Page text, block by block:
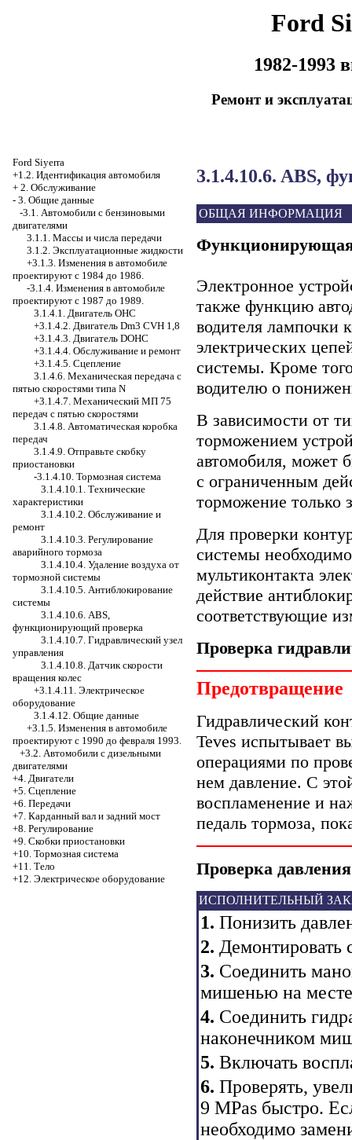
Ford
1982-1993
Ремонт и
Ford Siyerra
+1.2. Идентификация автомобиля
+ 2. Обслуживание
- 3. Общие данные
-3.1. Автомобили с бензиновыми
двигателями
3.1.1. Массы и числа передачи
3.1.2. Эксплуатационные жидкости
+3.1.3. Изменения в автомобиле
проектируют с 1984 до 1986.
-3.1.4. Изменения в автомобиле
проектируют с 1987 до 1989.
3.1.4.1. Двигатель OHC
+3.1.4.2. Двигатель Dm3 CVH 1,8
+3.1.4.3. Двигатель DOHC
+3.1.4.4. Обслуживание и ремонт
+3.1.4.5. Сцепление
3.1.4.6. Механическая передача с
пятью скоростями типа N
+3.1.4.7. Механический МП 75
передач с пятью скоростями
3.1.4.8. Автоматическая коробка
передач
3.1.4.9. Отправьте скобку
приостановки
-3.1.4.10. Тормозная система
3.1.4.10.1. Технические
характеристики
3.1.4.10.2. Обслуживание и
ремонт
3.1.4.10.3. Регулирование
аварийного тормоза
3.1.4.10.4. Удаление воздуха от
тормозной системы
3.1.4.10.5. Антиблокирование
системы
3.1.4.10.6. ABS,
функционирующий проверка
3.1.4.10.7. Гидравлический узел
управления
3.1.4.10.8. Датчик скорости
вращения колес
+3.1.4.11. Электрическое
оборудование
3.1.4.12. Общие данные
+3.1.5. Изменения в автомобиле
проектируют с 1990 до февраля 1993.
+3.2. Автомобили с дизельными
двигателями
+4. Двигатели
+5. Сцепление
+6. Передачи
+7. Карданный вал и задний мост
+8. Регулирование
+9. Скобки приостановки
+10. Тормозная система
+11. Тело
+12. Электрическое оборудование
3.1.4.10.6. ABS,
ОБЩАЯ ИНФОРМАЦИЯ
Электронное
также функцию
водителя лампочки
электрических
системы. Кроме
водителю о
В зависимости от
торможением
автомобиля, может
с ограниченным
торможение только
Для проверки
системы
мультиконтакта
действие
соответствующие
Проверка
Предотвращение
Гидравлический
Teves испытывает
операциями по
нем давление. С
воспламенение и
педаль тормоза,
Проверка
ИСПОЛНИТЕЛЬНЫЙ
1. Понизить
2. Демонтировать
3. Соединить
мишенью на
4. Соединить
наконечником
5. Включать
6. Проверять,
9 MPas быстро.
необходимо